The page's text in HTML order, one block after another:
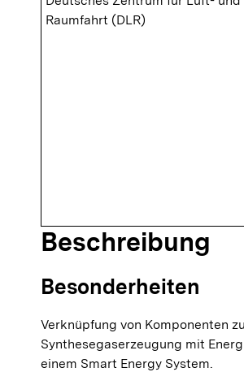
Raumfahrt (DLR)
Beschreibung
Besonderheiten
Verknüpfung von Komponenten
Synthesegaserzeugung mit
einem Smart Energy System.